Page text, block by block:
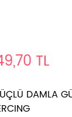
TL
DAMLA